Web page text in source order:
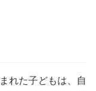
れた子どもは、自